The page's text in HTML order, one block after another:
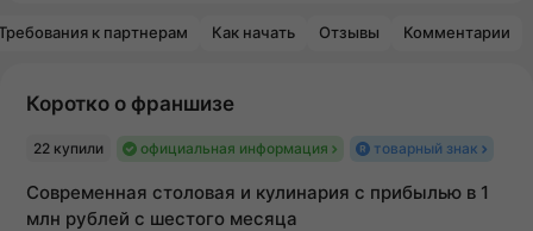
к партнерам Как начать Отзывы Комментарии
Коротко о франшизе
22 купили официальная информация товарный знак
Современная столовая и кулинария с прибылью в 1
млн рублей с шестого месяца